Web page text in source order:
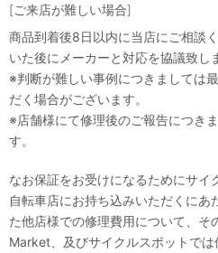
[ご来店が難しい場合]
商品到着後8日以内に当店にご相談
いた後にメーカーと対応を協議致し
※判断が難しい事例につきましては
だく場合がございます。
※店舗様にて修理後のご報告につき
す。
なお保証をお受けになるためにサイ
自転車店にお持ち込みいただくにあ
た他店様での修理費用について、そ
Market、及びサイクルスポットで